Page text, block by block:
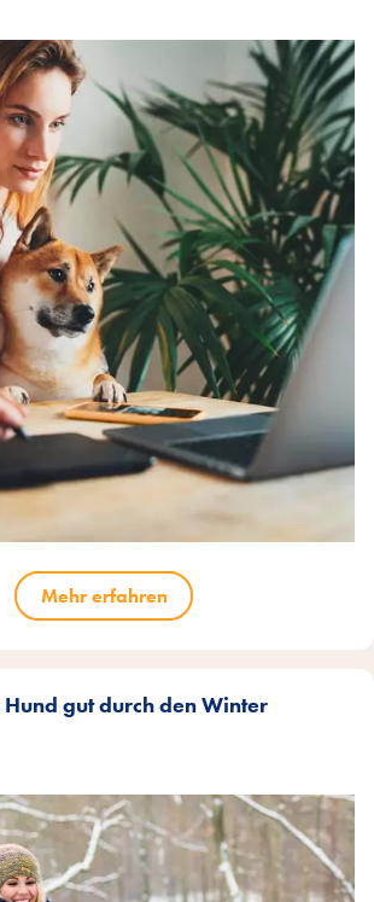
Mehr erfahren
gut durch den Winter